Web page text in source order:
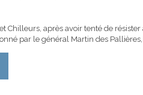
Chilleurs, après avoir tenté de
par le général Martin des